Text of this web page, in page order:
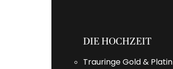
DIE HOCHZEIT
Trauringe Gold & Platin